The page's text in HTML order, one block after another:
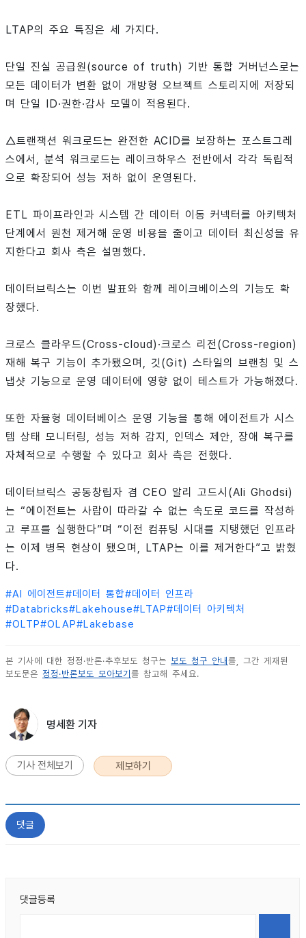
LTAP의 주요 특징은 세 가지다.
단일 진실 공급원(source of truth) 기반 통합 거버넌스로는
모든 데이터가 변환 없이 개방형 오브젝트 스토리지에 저장되
며 단일 ID·권한·감사 모델이 적용된다.
△트랜잭션 워크로드는 완전한 ACID를 보장하는 포스트그레
스에서, 분석 워크로드는 레이크하우스 전반에서 각각 독립적
으로 확장되어 성능 저하 없이 운영된다.
ETL 파이프라인과 시스템 간 데이터 이동 커넥터를 아키텍처
단계에서 원천 제거해 운영 비용을 줄이고 데이터 최신성을 유
지한다고 회사 측은 설명했다.
데이터브릭스는 이번 발표와 함께 레이크베이스의 기능도 확
장했다.
크로스 클라우드(Cross-cloud)·크로스 리전(Cross-region)
재해 복구 기능이 추가됐으며, 깃(Git) 스타일의 브랜칭 및 스
냅샷 기능으로 운영 데이터에 영향 없이 테스트가 가능해졌다.
또한 자율형 데이터베이스 운영 기능을 통해 에이전트가 시스
템 상태 모니터링, 성능 저하 감지, 인덱스 제안, 장애 복구를
자체적으로 수행할 수 있다고 회사 측은 전했다.
데이터브릭스 공동창립자 겸 CEO 알리 고드시(Ali Ghodsi)
는 “에이전트는 사람이 따라갈 수 없는 속도로 코드를 작성하
고 루프를 실행한다”며 “이전 컴퓨팅 시대를 지탱했던 인프라
는 이제 병목 현상이 됐으며, LTAP는 이를 제거한다”고 밝혔
다.
#AI 에이전트#데이터 통합#데이터 인프라
#Databricks#Lakehouse#LTAP#데이터 아키텍처
#OLTP#OLAP#Lakebase
본 기사에 대한 정정·반론·추후보도 청구는 보도 청구 안내 를, 그간 게재된
보도문은 정정·반론보도 모아보기 를 참고해 주세요.
명세환 기자
기사 전체보기 제보하기
댓글
댓글등록